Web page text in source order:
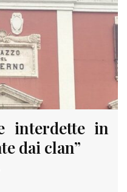
interdette in
dai clan”